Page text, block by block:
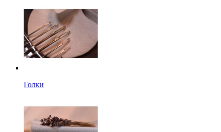
Голки